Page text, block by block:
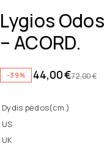
Lygios
– ACORD.
-39% 72,00€
44,00€
Dydis pėdos(cm.)
US
UK